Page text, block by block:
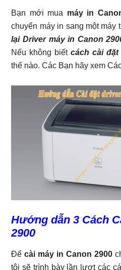
Bạn mới mua máy in
chuyển máy in sang một máy
lại Driver máy in Canon
Nếu không biết cách cài đặt
thế nào. Các Bạn hãy xem
Hướng dẫn 3 Cách
2900
Đểcài máy in Canon 2900
tôi sẽ trình bày lần lượt các